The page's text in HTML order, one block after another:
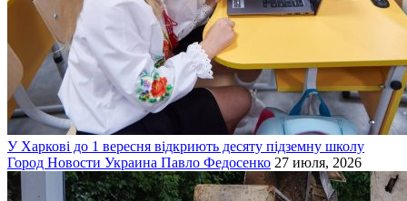
У Харкові до 1 вересня відкриють десяту підземну школу
Город Новости Украина Павло Федосенко 27 июля, 2026